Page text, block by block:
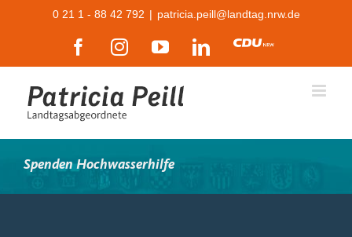
0 21 1 - 88 42 792 | patricia.peill@landtag.nrw.de
FacebookInstagramYouTubeLinkedIn
CDU
Spenden Hochwasserhilfe